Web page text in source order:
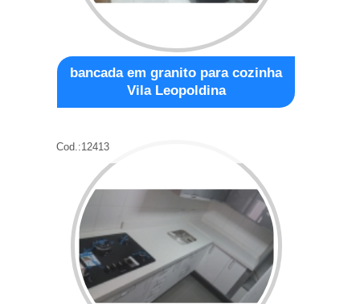
bancada em granito para cozinha
Vila Leopoldina
Cod.:12413